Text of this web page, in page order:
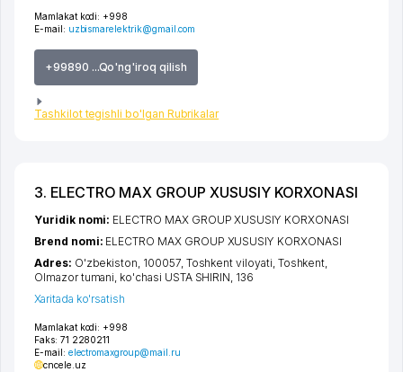
Mamlakat kodi: +998
E-mail: uzbismarelektrik@gmail.com
+99890 ...Qo'ng'iroq qilish
Tashkilot tegishli bo'lgan Rubrikalar
3. ELECTRO MAX GROUP XUSUSIY KORXONASI
Mamlakat kodi: +998
Faks: 71 2280211
E-mail: electromaxgroup@mail.ru
cncele.uz
Yuridik nomi: ELECTRO MAX GROUP XUSUSIY KORXONASI
Brend nomi: ELECTRO MAX GROUP XUSUSIY KORXONASI
Adres: O'zbekiston, 100057, Toshkent viloyati, Toshkent,
Olmazor tumani, ko'chasi USTA SHIRIN, 136
Xaritada ko'rsatish